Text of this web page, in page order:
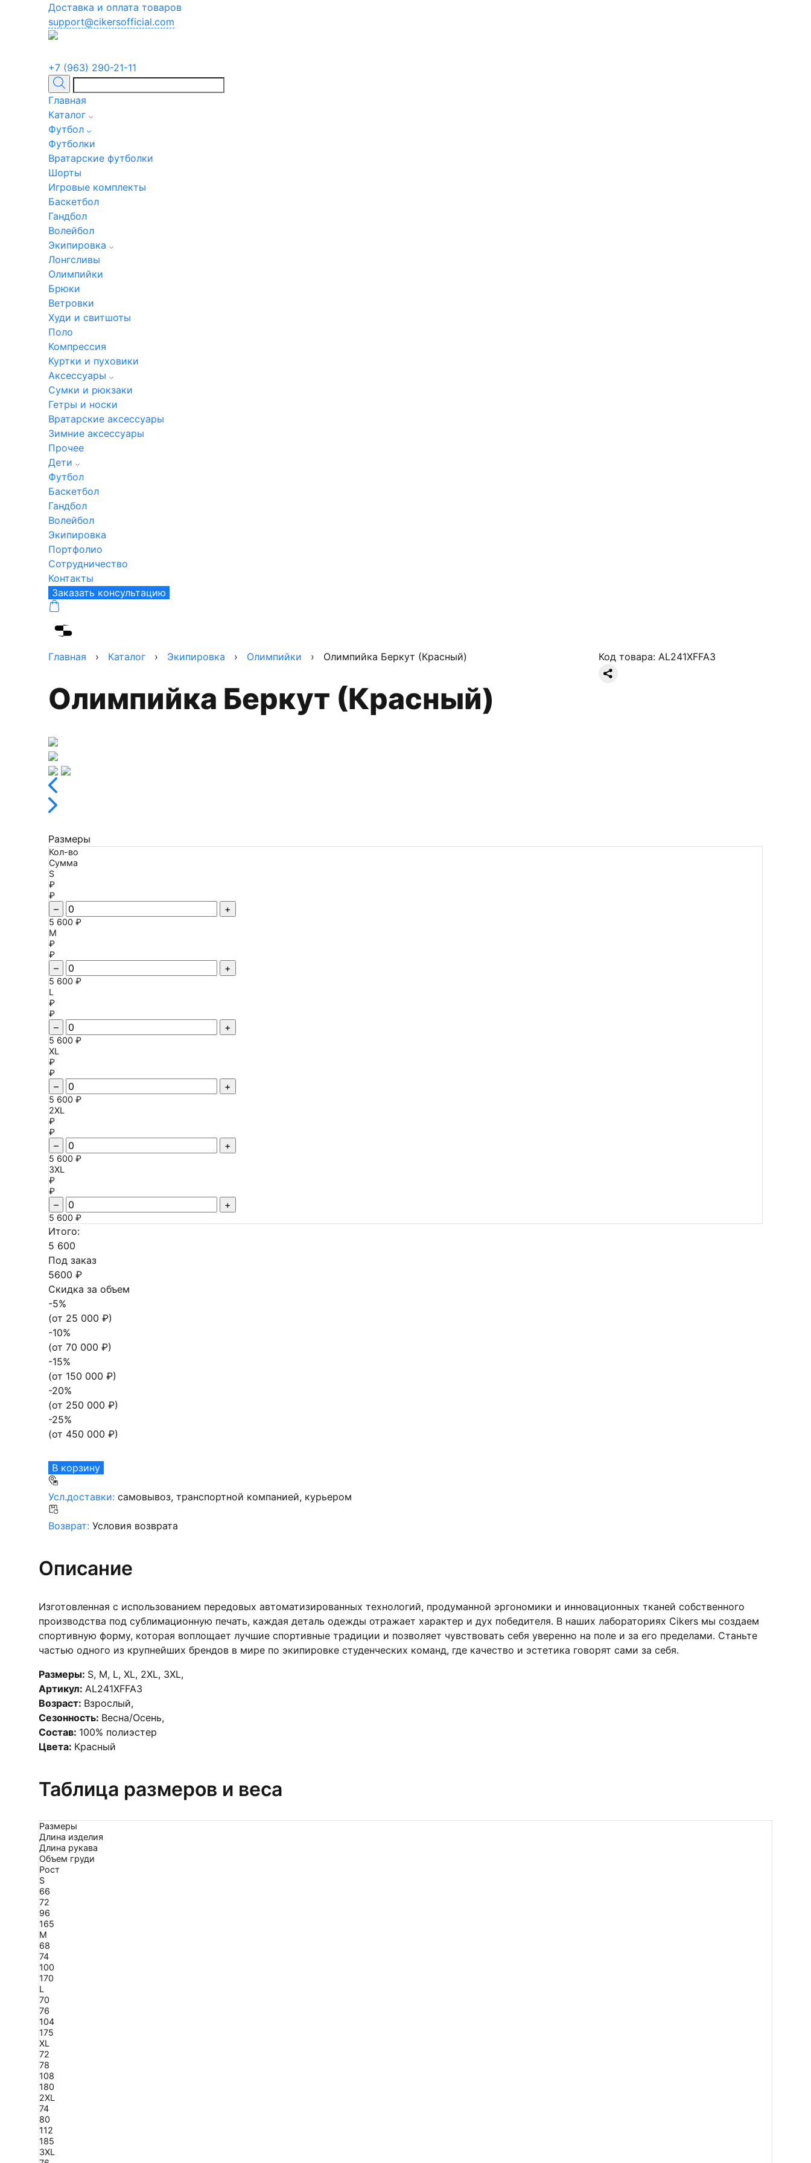
Доставка и оплата товаров
support@cikersofficial.com
+7 (963) 290-21-11
Главная
Каталог
Футбол
Футболки
Вратарские футболки
Шорты
Игровые комплекты
Баскетбол
Гандбол
Волейбол
Экипировка
Лонгсливы
Олимпийки
Брюки
Ветровки
Худи и свитшоты
Поло
Компрессия
Куртки и пуховики
Аксессуары
Сумки и рюкзаки
Гетры и носки
Вратарские аксессуары
Зимние аксессуары
Прочее
Дети
Футбол
Баскетбол
Гандбол
Волейбол
Экипировка
Портфолио
Сотрудничество
Контакты
Заказать консультацию
Главная › Каталог › Экипировка › Олимпийки › Олимпийка Беркут (Красный) Код товара: AL241XFFA3
Олимпийка Беркут (Красный)
Размеры
Кол-во
Сумма
S
₽
₽
– +
5 600 ₽
M
₽
₽
– +
5 600 ₽
L
₽
₽
– +
5 600 ₽
XL
₽
₽
– +
5 600 ₽
2XL
₽
₽
– +
5 600 ₽
3XL
₽
₽
– +
5 600 ₽
Итого:
5 600
Под заказ
5600 ₽
Скидка за объем
-5%
(от 25 000 ₽)
-10%
(от 70 000 ₽)
-15%
(от 150 000 ₽)
-20%
(от 250 000 ₽)
-25%
(от 450 000 ₽)
В корзину
Усл.доставки: самовывоз, транспортной компанией, курьером
Возврат: Условия возврата
Описание
Изготовленная с использованием передовых автоматизированных технологий, продуманной эргономики и инновационных тканей собственного
производства под сублимационную печать, каждая деталь одежды отражает характер и дух победителя. В наших лабораториях Cikers мы создаем
спортивную форму, которая воплощает лучшие спортивные традиции и позволяет чувствовать себя уверенно на поле и за его пределами. Станьте
частью одного из крупнейших брендов в мире по экипировке студенческих команд, где качество и эстетика говорят сами за себя.
Размеры: S, M, L, XL, 2XL, 3XL,
Артикул: AL241XFFA3
Возраст: Взрослый,
Сезонность: Весна/Осень,
Состав: 100% полиэстер
Цвета: Красный
Таблица размеров и веса
Размеры
Длина изделия
Длина рукава
Объем груди
Рост
S
66
72
96
165
M
68
74
100
170
L
70
76
104
175
XL
72
78
108
180
2XL
74
80
112
185
3XL